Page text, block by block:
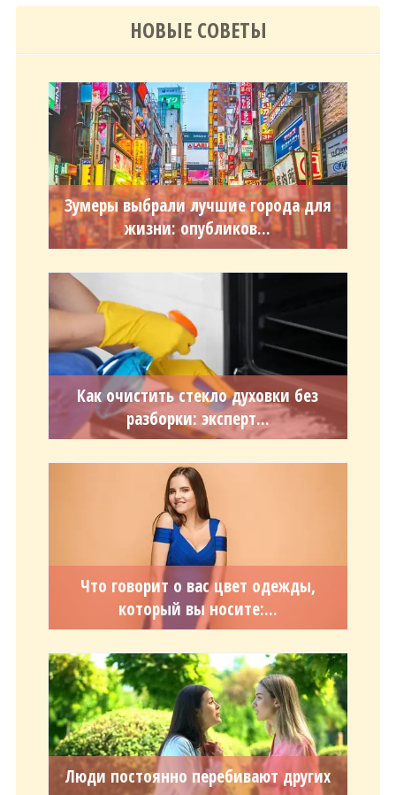
НОВЫЕ СОВЕТЫ
Зумеры выбрали лучшие города для
жизни: опубликов...
Как очистить стекло духовки без
разборки: эксперт...
Что говорит о вас цвет одежды,
который вы носите:...
Люди постоянно перебивают других